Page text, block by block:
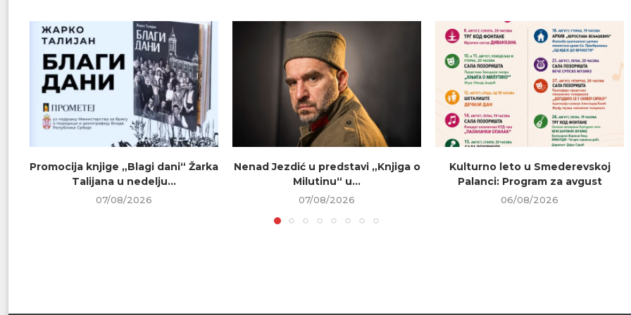
Promocija knjige „Blagi dani“ Žarka
Talijana u nedelju...
07/08/2026
Nenad Jezdić u predstavi „Knjiga o
Milutinu“ u...
07/08/2026
Kulturno leto u Smederevskoj
Palanci: Program za avgust
06/08/2026